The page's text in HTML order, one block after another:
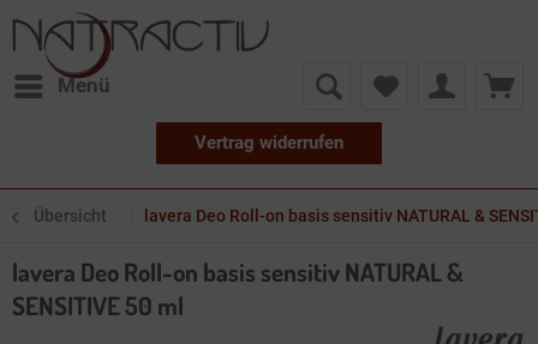
Menü
Vertrag widerrufen
Übersicht lavera Deo Roll-on basis sensitiv NATURAL &
lavera Deo Roll-on basis sensitiv NATURAL &
SENSITIVE 50 ml